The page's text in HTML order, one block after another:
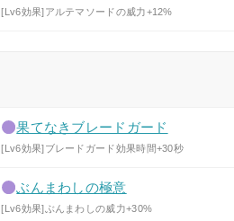
[Lv6効果]アルテマソードの威力+12%
果てなきブレードガード
[Lv6効果]ブレードガード効果時間+30秒
ぶんまわしの極意
[Lv6効果]ぶんまわしの威力+30%